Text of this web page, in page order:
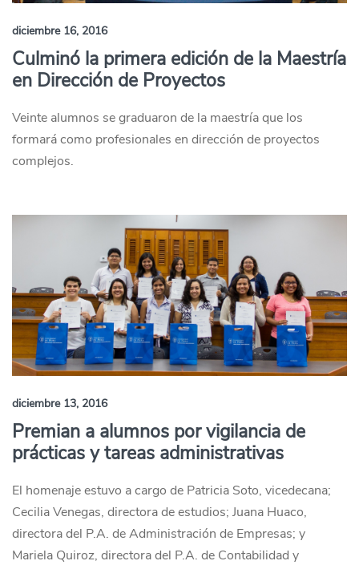
diciembre 16, 2016
Culminó la primera edición de la Maestría
en Dirección de Proyectos
Veinte alumnos se graduaron de la maestría que los
formará como profesionales en dirección de proyectos
complejos.
diciembre 13, 2016
Premian a alumnos por vigilancia de
prácticas y tareas administrativas
El homenaje estuvo a cargo de Patricia Soto, vicedecana;
Cecilia Venegas, directora de estudios; Juana Huaco,
directora del P.A. de Administración de Empresas; y
Mariela Quiroz, directora del P.A. de Contabilidad y